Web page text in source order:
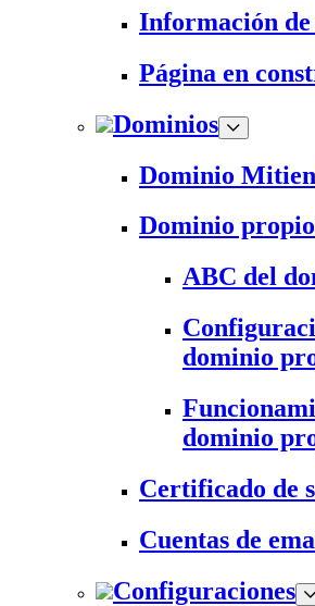
Información de
Página en
Dominios
Dominio
Dominio propio
ABC del
dominio
dominio
Certificado de
Cuentas de
Configuraciones